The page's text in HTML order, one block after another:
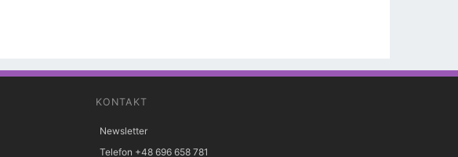
KONTAKT
Newsletter
Telefon +48 696 658 781